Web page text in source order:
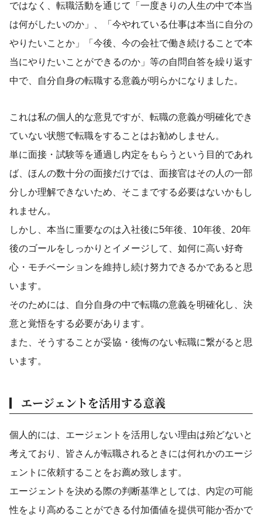
ではなく、転職活動を通じて「一度きりの人生の中で本当
は何がしたいのか」、「今やれている仕事は本当に自分の
やりたいことか」「今後、今の会社で働き続けることで本
当にやりたいことができるのか」等の自問自答を繰り返す
中で、自分自身の転職する意義が明らかになりました。
これは私の個人的な意見ですが、転職の意義が明確化でき
ていない状態で転職をすることはお勧めしません。
単に面接・試験等を通過し内定をもらうという目的であれ
ば、ほんの数十分の面接だけでは、面接官はその人の一部
分しか理解できないため、そこまでする必要はないかもし
れません。
しかし、本当に重要なのは入社後に5年後、10年後、20年
後のゴールをしっかりとイメージして、如何に高い好奇
心・モチベーションを維持し続け努力できるかであると思
います。
そのためには、自分自身の中で転職の意義を明確化し、決
意と覚悟をする必要があります。
また、そうすることが妥協・後悔のない転職に繋がると思
います。
エージェントを活用する意義
個人的には、エージェントを活用しない理由は殆どないと
考えており、皆さんが転職されるときには何れかのエージ
ェントに依頼することをお薦め致します。
エージェントを決める際の判断基準としては、内定の可能
性をより高めることができる付加価値を提供可能か否かで